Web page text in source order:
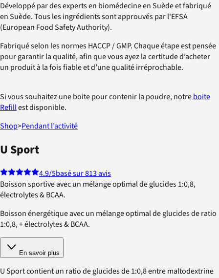
Développé par des experts en biomédecine en Suède et fabriqué
en Suède. Tous les ingrédients sont approuvés par l'EFSA
(European Food Safety Authority).
Fabriqué selon les normes HACCP / GMP. Chaque étape est pensée
pour garantir la qualité, afin que vous ayez la certitude d’acheter
un produit à la fois fiable et d’une qualité irréprochable.
Si vous souhaitez une boite pour contenir la poudre, notreboite
Refillest disponible.
Shop>Pendant l’activité
U Sport
4.9/5basé sur 813 avis
Boisson sportive avec un mélange optimal de glucides 1:0,8,
électrolytes & BCAA.
Boisson énergétique avec un mélange optimal de glucides de ratio
1:0,8, + électrolytes & BCAA.
En savoir plus
U Sport contient un ratio de glucides de 1:0,8 entre maltodextrine